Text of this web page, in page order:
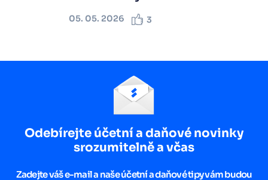
05. 05. 2026 3
Odebírejte účetní a daňové novinky
srozumitelně a včas
Zadejte váš e-mail a naše účetní a daňové tipy vám budou